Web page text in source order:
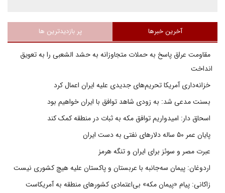
آخرین خبرها پر بازدیدترین ها
مقاومت عراق پاسخ به حملات متجاوزانه به حشد الشعبی را به تعویق
انداخت
خزانه‌داری آمریکا تحریم‌های جدیدی علیه ایران اعمال کرد
بسنت مدعی شد: به زودی شاهد توافق با ایران خواهیم بود
اسحاق دار: امیدواریم توافق مکه به ثبات در منطقه کمک کند
پایان عمر ۵۰ ساله دلارهای نفتی به دست ایران
عبرت مصر و سوئز برای ایران و تنگه هرمز
اردوغان: پیمان سه‌جانبه با عربستان و پاکستان علیه هیچ کشوری نیست
زاکانی: پیام «پیمان مکه» بی‌اعتمادی کشورهای منطقه به آمریکاست